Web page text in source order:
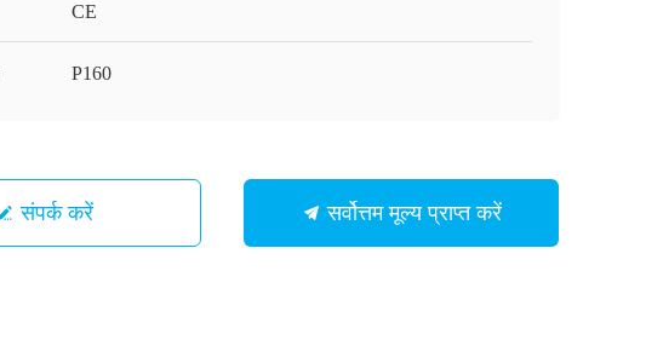
CE
P160
संपर्क करें सर्वोत्तम मूल्य प्राप्त करें